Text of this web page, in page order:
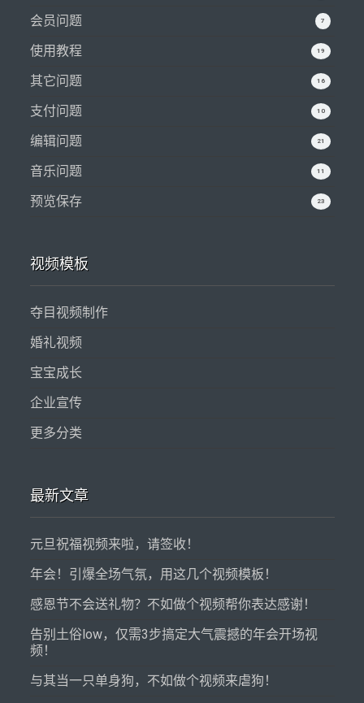
7
会员问题
19
使用教程
16
其它问题
10
支付问题
21
编辑问题
11
音乐问题
23
预览保存
视频模板
夺目视频制作
婚礼视频
宝宝成长
企业宣传
更多分类
最新文章
元旦祝福视频来啦，请签收！
年会！引爆全场气氛，用这几个视频模板！
感恩节不会送礼物？不如做个视频帮你表达感谢！
告别土俗low，仅需3步搞定大气震撼的年会开场视
频！
与其当一只单身狗，不如做个视频来虐狗！